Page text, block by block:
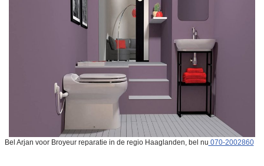
Bel Arjan voor Broyeur reparatie in de regio Haaglanden, bel nu 070-2002860